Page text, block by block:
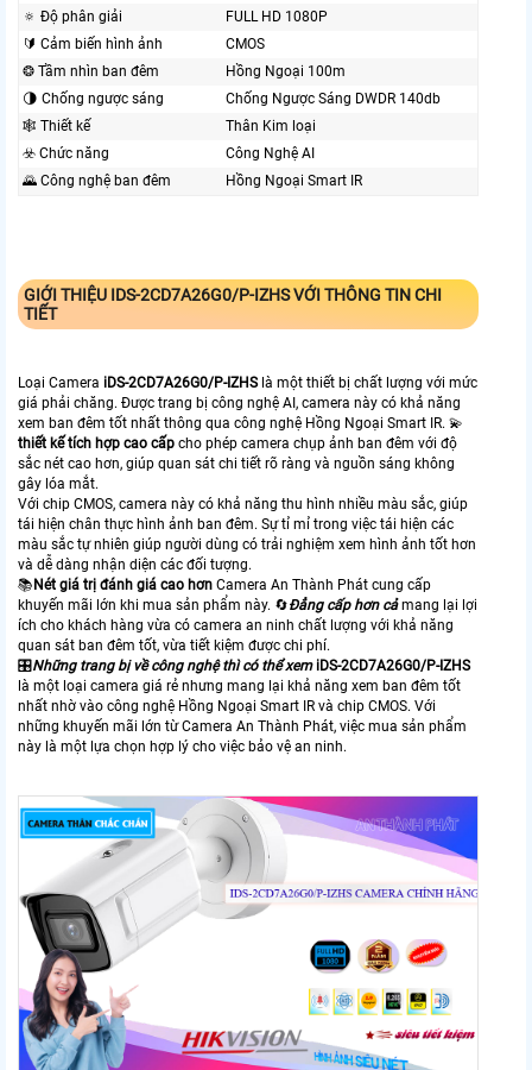
🔅 Độ phân giải
FULL HD 1080P
🔰 Cảm biến hình ảnh
CMOS
❂ Tầm nhìn ban đêm
Hồng Ngoại 100m
🌗 Chống ngược sáng
Chống Ngược Sáng DWDR 140db
🕸️ Thiết kế
Thân Kim loại
☣️ Chức năng
Công Nghệ AI
🌄 Công nghệ ban đêm
Hồng Ngoại Smart IR
GIỚI THIỆU IDS-2CD7A26G0/P-IZHSVỚI THÔNG TIN CHI
TIẾT
Loại Camera iDS-2CD7A26G0/P-IZHS là một thiết bị chất lượng với mức
giá phải chăng. Được trang bị công nghệ AI, camera này có khả năng
xem ban đêm tốt nhất thông qua công nghệ Hồng Ngoại Smart IR. 💫
thiết kế tích hợp cao cấp cho phép camera chụp ảnh ban đêm với độ
sắc nét cao hơn, giúp quan sát chi tiết rõ ràng và nguồn sáng không
gây lóa mắt.
Với chip CMOS, camera này có khả năng thu hình nhiều màu sắc, giúp
tái hiện chân thực hình ảnh ban đêm. Sự tỉ mỉ trong việc tái hiện các
màu sắc tự nhiên giúp người dùng có trải nghiệm xem hình ảnh tốt hơn
và dễ dàng nhận diện các đối tượng.
📚 Nét giá trị đánh giá cao hơn Camera An Thành Phát cung cấp
khuyến mãi lớn khi mua sản phẩm này. 🔄Đẳng cấp hơn cảmang lại lợi
ích cho khách hàng vừa có camera an ninh chất lượng với khả năng
quan sát ban đêm tốt, vừa tiết kiệm được chi phí.
🎛Những trang bị về công nghệ thì có thể xem iDS-2CD7A26G0/P-IZHS
là một loại camera giá rẻ nhưng mang lại khả năng xem ban đêm tốt
nhất nhờ vào công nghệ Hồng Ngoại Smart IR và chip CMOS. Với
những khuyến mãi lớn từ Camera An Thành Phát, việc mua sản phẩm
này là một lựa chọn hợp lý cho việc bảo vệ an ninh.